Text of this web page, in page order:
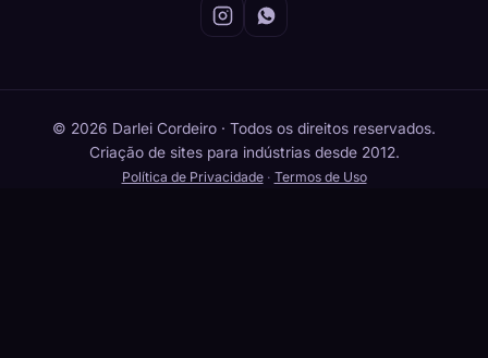
© 2026 Darlei Cordeiro · Todos os direitos reservados.
Criação de sites para indústrias desde 2012.
Política de Privacidade· Termos de Uso